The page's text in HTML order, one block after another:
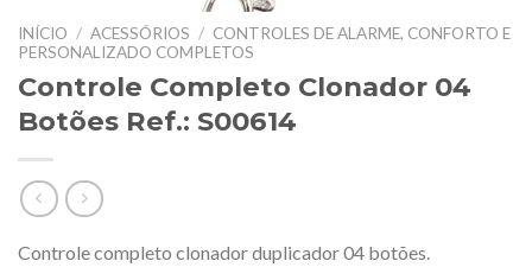
INÍCIO / ACESSÓRIOS / CONTROLES DE ALARME, CONFORTO E
PERSONALIZADO COMPLETOS
Controle Completo Clonador 04
Botões Ref.: S00614
Controle completo clonador duplicador 04 botões.